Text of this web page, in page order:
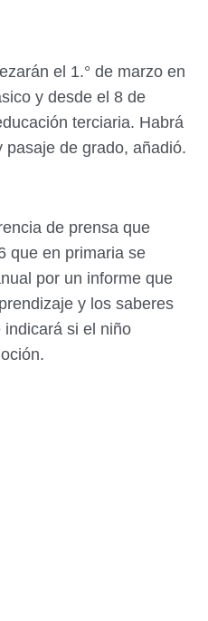
el 1.° de marzo en
y desde el 8 de
terciaria. Habrá
pasaje de grado, añadió.
de prensa que
que en primaria se
por un informe que
y los saberes
si el niño